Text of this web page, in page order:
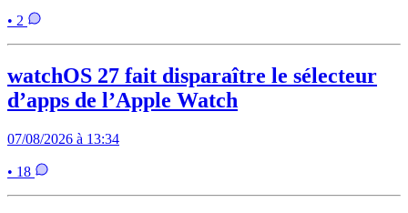
• 2
watchOS 27 fait disparaître le sélecteur
d’apps de l’Apple Watch
07/08/2026 à 13:34
• 18